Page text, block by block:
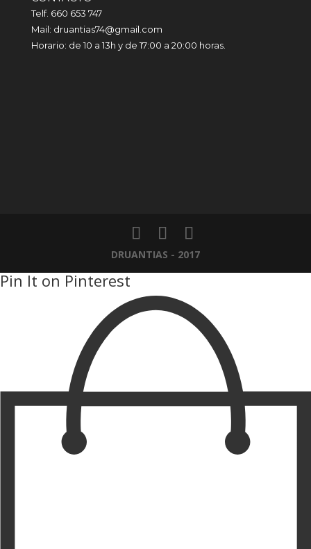
Telf. 660 653 747
Mail: druantias74@gmail.com
Horario: de 10 a 13h y de 17:00 a 20:00 horas.
DRUANTIAS - 2017
Pin It on Pinterest